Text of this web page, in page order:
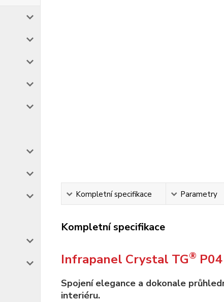
Kompletní specifikace Parametry
Kompletní specifikace
Infrapanel Crystal TG®
Spojení elegance a dokonale
interiéru.